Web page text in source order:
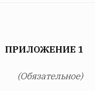
ПРИЛОЖЕНИЕ 1
(Обязательное)